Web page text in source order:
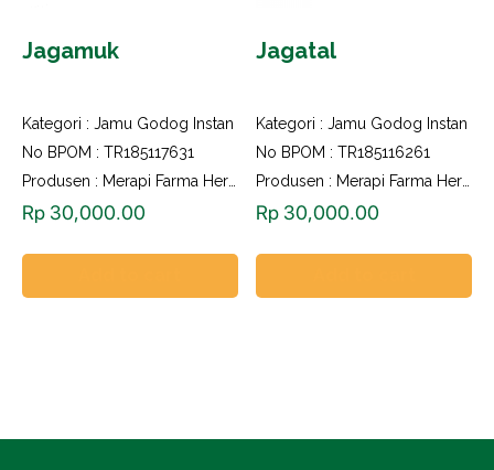
Jagamuk
Kategori : Jamu Godog Instan
No BPOM : TR185117631
Rp 30,000.00
Jagatal
Kategori :Jamu Godog Instan
No BPOM : TR185116261
Rp 30,000.00